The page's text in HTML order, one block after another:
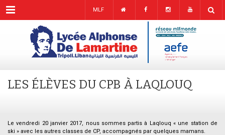
Menu MLF
LES ÉLÈVES DU CPB À LAQLOUQ
Le vendredi 20 janvier 2017, nous sommes partis à Laqlouq « une station de
ski » avec les autres classes de CP, accompagnés par quelques mamans.